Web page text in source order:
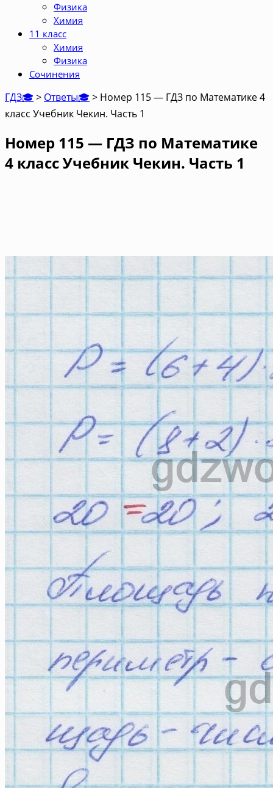
Физика
Химия
11 класс
Химия
Физика
Сочинения
ГДЗ🎓> Ответы🎓> Номер 115 — ГДЗ по Математике 4
класс Учебник Чекин. Часть 1
Номер 115 — ГДЗ по Математике
4 класс Учебник Чекин. Часть 1